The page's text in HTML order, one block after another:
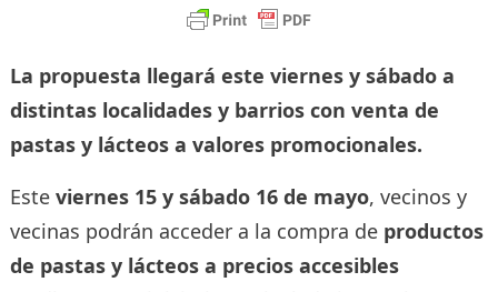
La propuesta llegará este viernes y sábado a
distintas localidades y barrios con venta de
pastas y lácteos a valores promocionales.
Este viernes 15 y sábado 16 de mayo, vecinos y
vecinas podrán acceder a la compra de productos
de pastas y lácteos a precios accesibles